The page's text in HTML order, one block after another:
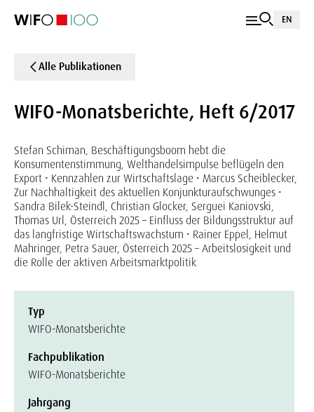
EN
Alle Publikationen
WIFO-Monatsberichte, Heft 6/2017
Stefan Schiman, Beschäftigungsboom hebt die
Konsumentenstimmung, Welthandelsimpulse beflügeln den
Export • Kennzahlen zur Wirtschaftslage • Marcus Scheiblecker,
Zur Nachhaltigkeit des aktuellen Konjunkturaufschwunges •
Sandra Bilek-Steindl, Christian Glocker, Serguei Kaniovski,
Thomas Url, Österreich 2025 – Einfluss der Bildungsstruktur auf
das langfristige Wirtschaftswachstum • Rainer Eppel, Helmut
Mahringer, Petra Sauer, Österreich 2025 – Arbeitslosigkeit und
die Rolle der aktiven Arbeitsmarktpolitik
Typ
WIFO-Monatsberichte
Fachpublikation
WIFO-Monatsberichte
Jahrgang